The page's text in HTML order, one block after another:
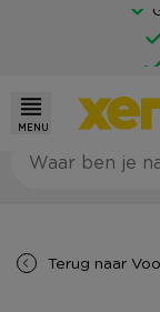
MENU
Terug naar